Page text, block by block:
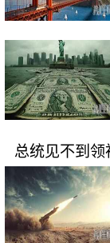
总统见不到领